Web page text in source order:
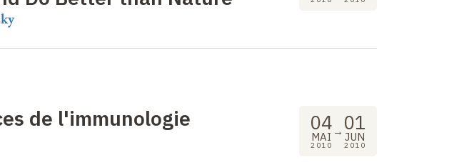
de l'immunologie 04
MAI
2010
→ 01
JUN
2010